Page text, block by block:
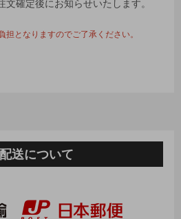
確定後にお知らせいたします。
となりますのでご了承ください。
配送について